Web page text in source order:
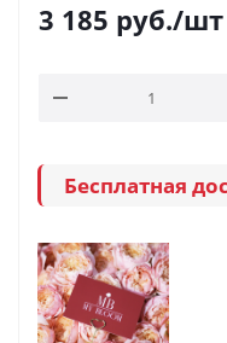
3 185 руб./шт
Бесплатная